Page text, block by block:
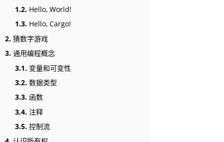
1.2. Hello, World!
1.3. Hello, Cargo!
2. 猜数字游戏
3. 通用编程概念
3.1. 变量和可变性
3.2. 数据类型
3.3. 函数
3.4. 注释
3.5. 控制流